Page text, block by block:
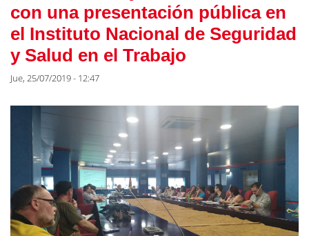
con una presentación pública en
el Instituto Nacional de Seguridad
y Salud en el Trabajo
Jue, 25/07/2019 - 12:47